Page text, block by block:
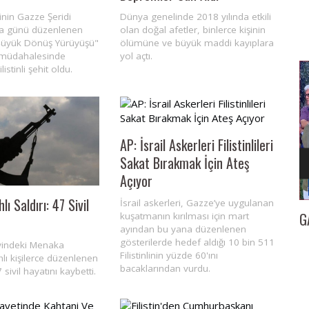
Gazze Şeridi
günü düzenlenen
Dönüş Yürüyüşü"
şehit oldu.
Dünya genelinde 2018 yılında etkili
olan doğal afetler, binlerce kişinin
ölümüne ve büyük maddi kayıplara
yol açtı.
Saldırı: 47 Sivil
Menaka
kişilerce düzenlenen
sivil hayatını kaybetti.
AP: İsrail Askerleri Filistinlileri
Sakat Bırakmak İçin Ateş
Açıyor
İsrail askerleri, Gazze’ye uygulanan
kuşatmanın kırılması için mart
ayından bu yana düzenlenen
gösterilerde hedef aldığı 10 bin 511
Filistinlinin yüzde 60'ını
bacaklarından vurdu.
GAZETECİ KENAN TOKGÖZ’E 25. YIL BERATI…